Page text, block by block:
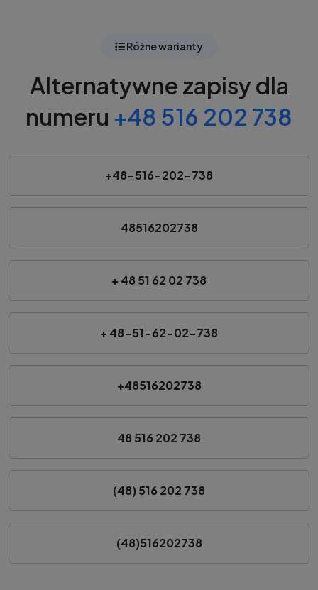
Różne warianty
Alternatywne zapisy dla
numeru +48 516 202 738
+48-516-202-738
48516202738
+ 48 51 62 02 738
+ 48-51-62-02-738
+48516202738
48 516 202 738
(48) 516 202 738
(48)516202738